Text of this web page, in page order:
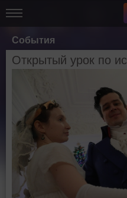
События
Открытый урок по